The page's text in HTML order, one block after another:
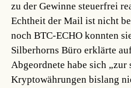
zu der Gewinne steuerfrei
Echtheit der Mail ist nicht
noch BTC-ECHO konnten
Silberhorns Büro erklärte
Abgeordnete habe sich
Kryptowährungen bislang